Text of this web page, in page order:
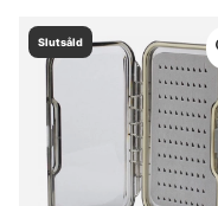
Slutsåld